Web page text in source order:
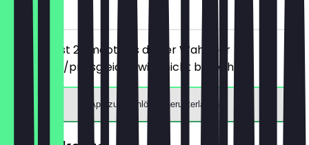
vor Ort
Du bestellst 2 Smoothies deiner Wahl, der
günstigere/preisgleiche wird nicht berechnet.
App zum Einlösen herunterladen